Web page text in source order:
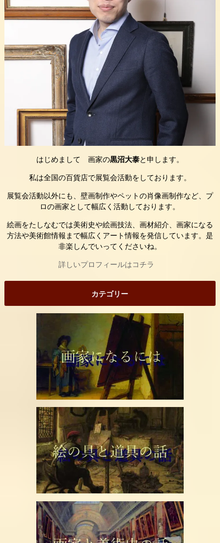
はじめまして 画家の黒沼大泰と申します。
私は全国の百貨店で展覧会活動をしております。
展覧会活動以外にも、壁画制作やペットの肖像画制作など、プ
ロの画家として幅広く活動しております。
絵画をたしなむでは美術史や絵画技法、画材紹介、画家になる
方法や美術館情報まで幅広くアート情報を発信しています。是
非楽しんでいってくださいね。
詳しいプロフィールはコチラ
カテゴリー